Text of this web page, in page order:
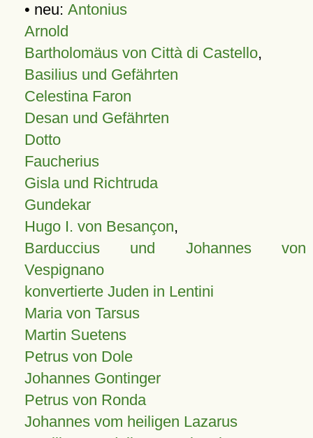
• neu: Antonius
Arnold
Bartholomäus von Città di Castello,
Basilius und Gefährten
Celestina Faron
Desan und Gefährten
Dotto
Faucherius
Gisla und Richtruda
Gundekar
Hugo I. von Besançon,
Barduccius und Johannes von
Vespignano
konvertierte Juden in Lentini
Maria von Tarsus
Martin Suetens
Petrus von Dole
Johannes Gontinger
Petrus von Ronda
Johannes vom heiligen Lazarus